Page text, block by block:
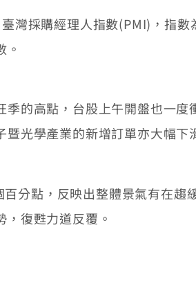
採購經理人指數(PMI)，指數
。
高點，台股上午開盤也一度
光學產業的新增訂單亦大幅下
點，反映出整體景氣有在趨
復甦力道反覆。